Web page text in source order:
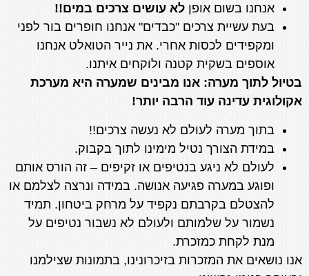
‌אנחנו בשום אופן לא עושים צרכים במים!!
‌בעת עשיית צרכים "כבדים" אנחנו חופרים בור לפני
ומקפידים לכסות אחרי. את נייר הטואלט אנחנו
אוספים בשקית קטנה ולוקחים איתנו.
בטיול לתוך מערה: אנו מבינים שמערה היא מערכת
אקולוגית עדינה עוד הרבה יותר!
בתוך מערה לעולם לא נעשה צרכים!!
במידת הצורך נטיל מימינו לתוך בקבוק.
לעולם לא ניגע בנטיפים או זקיפים – זה הורס אותם
ופוגע במערה פגיעה אנושה. במידה ונרצה לצלמם או
להצטלם בקרבתם נקפיד על מרחק ביטחון. תמיד
נשמור על שלמותם ולעולם לא נשבור נטיפים על
מנת לקחת כמזכרת.
אנו נושאים את המזכרות בזיכרונינו, בתמונות שצילמנו